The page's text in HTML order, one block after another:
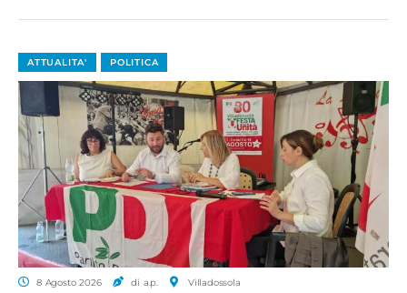
ATTUALITA' POLITICA
8 Agosto 2026 di a.p. Villadossola